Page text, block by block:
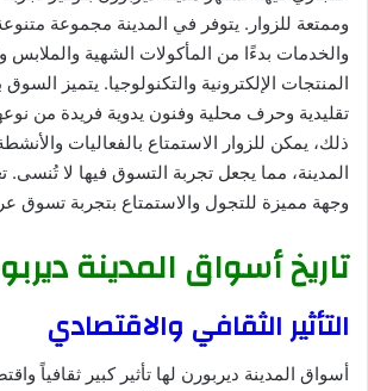
وممتعة للزوار. يتوفر في المدينة مجموعة
والخدمات بدءًا من المأكولات الشهية والملابس
المنتجات الإلكترونية والتكنولوجيا. يتميز
تقليدية وحرف محلية وفنون يدوية فريدة من
ذلك، يمكن للزوار الاستمتاع بالفعاليات
المدينة، مما يجعل تجربة التسوق فيها لا تُنسى.
وجهة مميزة للتجول والاستمتاع بتجربة تسوق
تاريخ أسواق المدينة
التأثير الثقافي والاقتصادي
أسواق المدينة ديربورن لها تأثير كبير ثقافياً